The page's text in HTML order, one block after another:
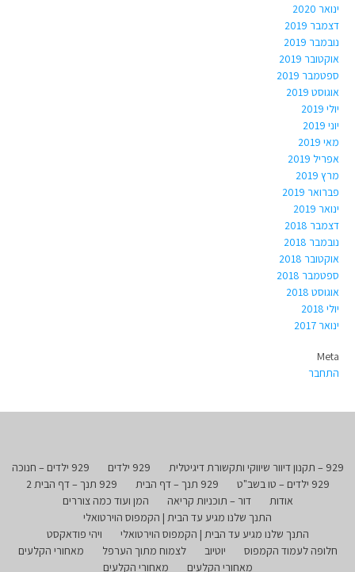
ינואר 2020
דצמבר 2019
נובמבר 2019
אוקטובר 2019
ספטמבר 2019
אוגוסט 2019
יולי 2019
יוני 2019
מאי 2019
אפריל 2019
מרץ 2019
פברואר 2019
ינואר 2019
דצמבר 2018
נובמבר 2018
אוקטובר 2018
ספטמבר 2018
אוגוסט 2018
יולי 2018
ינואר 2017
Meta
התחבר
929 – תקנון דיוור שיווקי ותקשורת דיגיטלית 929 ילדים
929 ילדים – חנוכה
929 ילדים – טו בשב"ט
929 תנך – דף הבית
929 תנך – דף הבית 2
אודות
דור – תוכניות קריאה
המן ועוד כמה צוררים
התנך שלנו מגיע עד הבית | הקמפוס הוירטואלי
התנך שלנו מגיע עד הבית | הקמפוס הוירטואלי
ויהי פודאקסט
חלופה לעמוד הקמפוס
יוטיוב לצמוח מתוך הערפל
מאחורי הקלעים
מאחורי הקלעים
מאחורי הקלעים